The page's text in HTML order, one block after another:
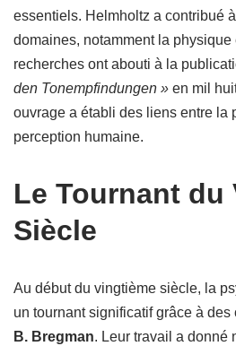
essentiels. Helmholtz a contribué
domaines, notamment la
recherches ont abouti à la
den Tonempfindungen » en mil
ouvrage a établi des liens entre la
perception humaine.
Le Tournant du
Siècle
Au début du vingtième siècle, la
un tournant significatif grâce à des
B. Bregman. Leur travail a donné